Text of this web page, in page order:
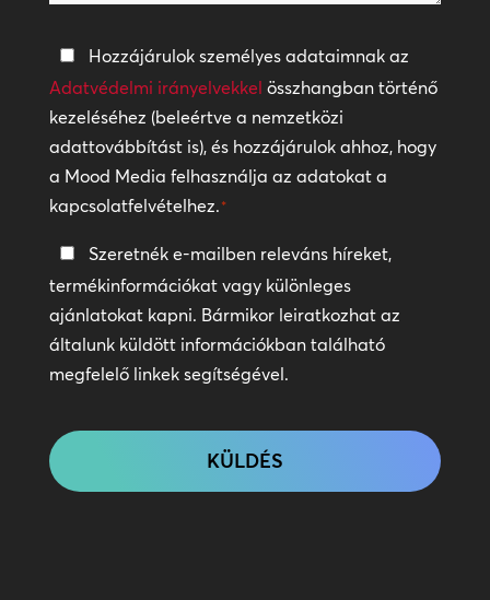
Adatvédelmi
irányelvek
*
Hozzájárulok személyes adataimnak az
Adatvédelmi irányelvekkel összhangban történő
kezeléséhez (beleértve a nemzetközi
adattovábbítást is), és hozzájárulok ahhoz, hogy
a Mood Media felhasználja az adatokat a
kapcsolatfelvételhez.*
Tartsa
a
kapcsolatot
Szeretnék e-mailben releváns híreket,
termékinformációkat vagy különleges
ajánlatokat kapni. Bármikor leiratkozhat az
általunk küldött információkban található
megfelelő linkek segítségével.